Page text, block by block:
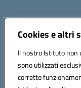
Cookies e altri
Il nostro Istituto non
sono utilizzati
corretto
Indirizzo:VIA A. DE
Posta elettronica
Codice fiscale:
Codice meccanografico: